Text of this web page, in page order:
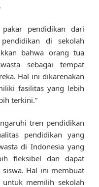
pendidikan dari
di sekolah
bahwa orang tua
sebagai tempat
Hal ini dikarenakan
fasilitas yang lebih
terkini.”
tren pendidikan
pendidikan yang
di Indonesia yang
fleksibel dan dapat
siswa. Hal ini membuat
memilih sekolah